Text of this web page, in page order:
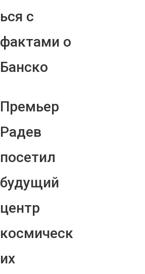
ься с
фактами о
Банско
Премьер
Радев
посетил
будущий
центр
космическ
их